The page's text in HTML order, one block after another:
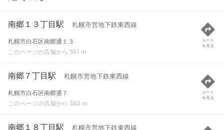
南郷１３丁目駅 札幌市営地下鉄東西線
札幌市白石区南郷通１３
このページの店舗から 551 m
ルート
を見る
南郷７丁目駅 札幌市営地下鉄東西線
札幌市白石区南郷通７
このページの店舗から 563 m
ルート
を見る
南郷１８丁目駅 札幌市営地下鉄東西線